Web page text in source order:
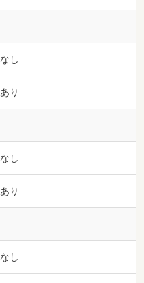
なし
あり
なし
あり
なし